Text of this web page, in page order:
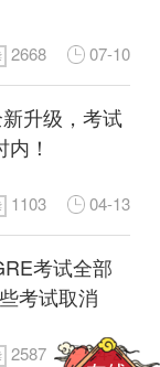
2668 07-10
升级，考试
！
1103 04-13
考试全部
考试取消
2587 04-21